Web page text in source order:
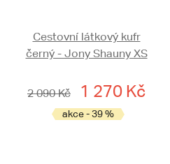
Cestovní látkový kufr
černý - Jony Shauny XS
2 090 Kč 1 270 Kč
akce - 39 %